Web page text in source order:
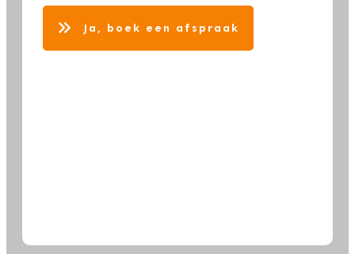
Ja, boek een afspraak